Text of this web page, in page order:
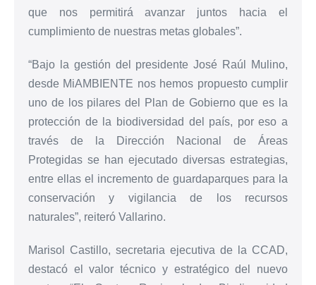
que nos permitirá avanzar juntos hacia el
cumplimiento de nuestras metas globales”.
“Bajo la gestión del presidente José Raúl Mulino,
desde MiAMBIENTE nos hemos propuesto cumplir
uno de los pilares del Plan de Gobierno que es la
protección de la biodiversidad del país, por eso a
través de la Dirección Nacional de Áreas
Protegidas se han ejecutado diversas estrategias,
entre ellas el incremento de guardaparques para la
conservación y vigilancia de los recursos
naturales”, reiteró Vallarino.
Marisol Castillo, secretaria ejecutiva de la CCAD,
destacó el valor técnico y estratégico del nuevo